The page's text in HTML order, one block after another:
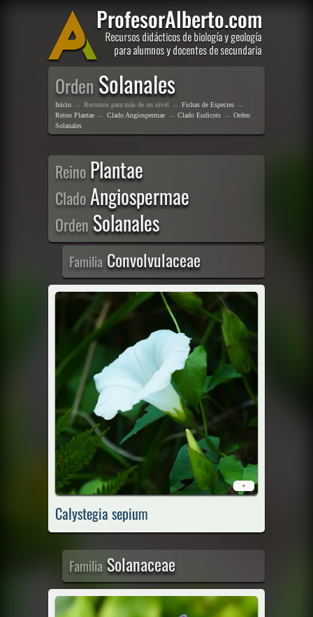
Orden Solanales
Inicio → Recursos para más de un nivel → Fichas de Especies →
Reino Plantae → Clado Angiospermae → Clado Eudicots → Orden
Solanales
Reino Plantae
CladoAngiospermae
Orden Solanales
Familia Convolvulaceae
+
Calystegia sepium
Familia Solanaceae